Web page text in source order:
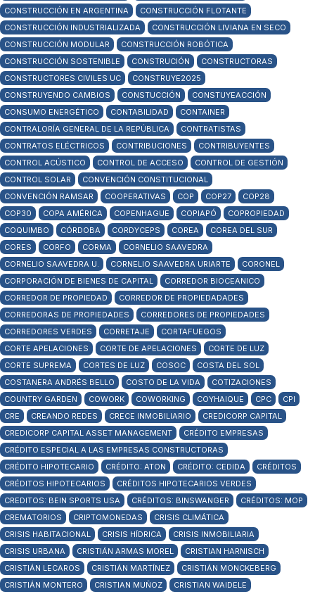
CONSTRUCCIÓN EN ARGENTINA
CONSTRUCCIÓN FLOTANTE
CONSTRUCCIÓN INDUSTRIALIZADA
CONSTRUCCIÓN LIVIANA EN SECO
CONSTRUCCIÓN MODULAR
CONSTRUCCIÓN ROBÓTICA
CONSTRUCCIÓN SOSTENIBLE
CONSTRUCIÓN
CONSTRUCTORAS
CONSTRUCTORES CIVILES UC
CONSTRUYE2025
CONSTRUYENDO CAMBIOS
CONSTUCCIÓN
CONSTUYEACCIÓN
CONSUMO ENERGÉTICO
CONTABILIDAD
CONTAINER
CONTRALORÍA GENERAL DE LA REPÚBLICA
CONTRATISTAS
CONTRATOS ELÉCTRICOS
CONTRIBUCIONES
CONTRIBUYENTES
CONTROL ACÚSTICO
CONTROL DE ACCESO
CONTROL DE GESTIÓN
CONTROL SOLAR
CONVENCIÓN CONSTITUCIONAL
CONVENCIÓN RAMSAR
COOPERATIVAS COP COP27
COP28
COP30
COPA AMÉRICA COPENHAGUE COPIAPÓ
COPROPIEDAD
COQUIMBO
CÓRDOBA CORDYCEPS COREA
COREA DEL SUR
CORES
CORFO CORMA
CORNELIO SAAVEDRA
CORNELIO SAAVEDRA U.
CORNELIO SAAVEDRA URIARTE
CORONEL
CORPORACIÓN DE BIENES DE CAPITAL
CORREDOR BIOCEANICO
CORREDOR DE PROPIEDAD
CORREDOR DE PROPIEDADADES
CORREDORAS DE PROPIEDADES
CORREDORES DE PROPIEDADES
CORREDORES VERDES
CORRETAJE
CORTAFUEGOS
CORTE APELACIONES
CORTE DE APELACIONES
CORTE DE LUZ
CORTE SUPREMA
CORTES DE LUZ COSOC
COSTA DEL SOL
COSTANERA ANDRÉS BELLO
COSTO DE LA VIDA
COTIZACIONES
COUNTRY GARDEN
COWORK COWORKING COYHAIQUE CPC
CPI
CRE
CREANDO REDES CRECE INMOBILIARIO
CREDICORP CAPITAL
CREDICORP CAPITAL ASSET MANAGEMENT
CRÉDITO EMPRESAS
CRÉDITO ESPECIAL A LAS EMPRESAS CONSTRUCTORAS
CRÉDITO HIPOTECARIO
CRÉDITO: ATON CRÉDITO: CEDIDA
CRÉDITOS
CRÉDITOS HIPOTECARIOS
CRÉDITOS HIPOTECARIOS VERDES
CREDITOS: BEIN SPORTS USA
CRÉDITOS: BINSWANGER
CRÉDITOS: MOP
CREMATORIOS
CRIPTOMONEDAS
CRISIS CLIMÁTICA
CRISIS HABITACIONAL
CRISIS HÍDRICA
CRISIS INMOBILIARIA
CRISIS URBANA
CRISTIÁN ARMAS MOREL
CRISTIAN HARNISCH
CRISTIÁN LECAROS
CRISTIÁN MARTÍNEZ
CRISTIÁN MONCKEBERG
CRISTIÁN MONTERO
CRISTIAN MUÑOZ
CRISTIAN WAIDELE